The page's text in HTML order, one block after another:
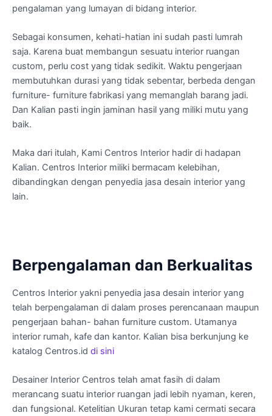
pengalaman yang lumayan di bidang interior.
Sebagai konsumen, kehati-hatian ini sudah pasti lumrah
saja. Karena buat membangun sesuatu interior ruangan
custom, perlu cost yang tidak sedikit. Waktu pengerjaan
membutuhkan durasi yang tidak sebentar, berbeda dengan
furniture- furniture fabrikasi yang memanglah barang jadi.
Dan Kalian pasti ingin jaminan hasil yang miliki mutu yang
baik.
Maka dari itulah, Kami Centros Interior hadir di hadapan
Kalian. Centros Interior miliki bermacam kelebihan,
dibandingkan dengan penyedia jasa desain interior yang
lain.
Berpengalaman dan Berkualitas
Centros Interior yakni penyedia jasa desain interior yang
telah berpengalaman di dalam proses perencanaan maupun
pengerjaan bahan- bahan furniture custom. Utamanya
interior rumah, kafe dan kantor. Kalian bisa berkunjung ke
katalog Centros.id di sini
Desainer Interior Centros telah amat fasih di dalam
merancang suatu interior ruangan jadi lebih nyaman, keren,
dan fungsional. Ketelitian Ukuran tetap kami cermati secara